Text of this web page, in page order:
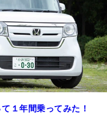
１年間乗ってみた！